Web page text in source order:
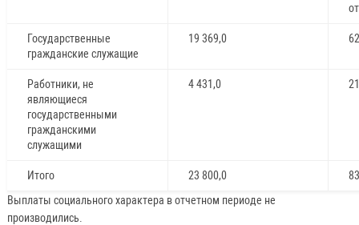
Государственные
гражданские служащие
19 369,0 62
Работники, не
являющиеся
государственными
гражданскими
служащими
4 431,0 21
Итого 23 800,0
83
Выплаты социального характера в отчетном периоде не
производились.